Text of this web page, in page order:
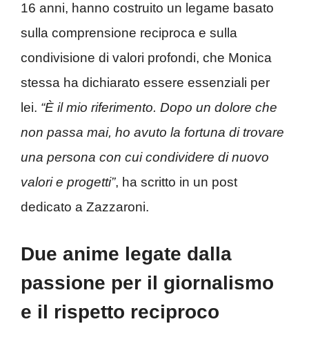
16 anni, hanno costruito un legame basato
sulla comprensione reciproca e sulla
condivisione di valori profondi, che Monica
stessa ha dichiarato essere essenziali per
lei. “È il mio riferimento. Dopo un dolore che
non passa mai, ho avuto la fortuna di trovare
una persona con cui condividere di nuovo
valori e progetti”, ha scritto in un post
dedicato a Zazzaroni.
Due anime legate dalla
passione per il giornalismo
e il rispetto reciproco